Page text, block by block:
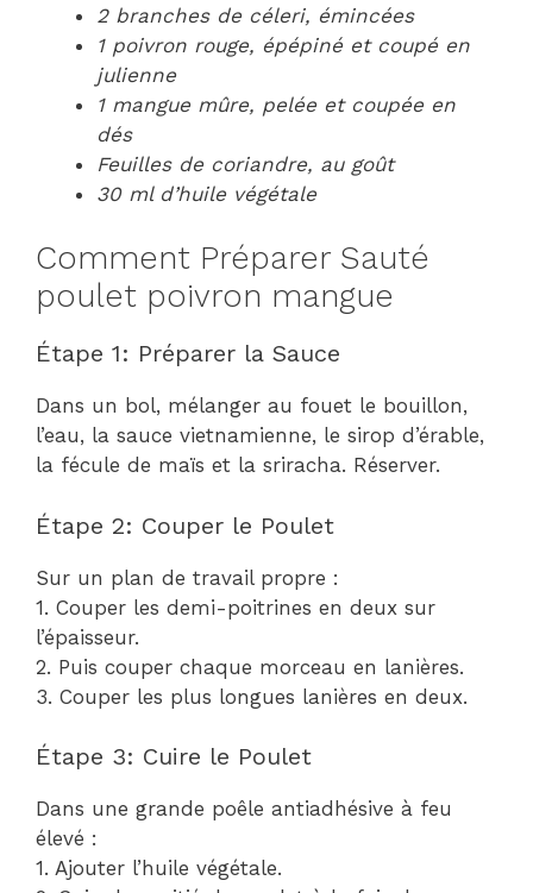
2 branches de céleri, émincées
1 poivron rouge, épépiné et coupé en
julienne
1 mangue mûre, pelée et coupée en
dés
Feuilles de coriandre, au goût
30 ml d’huile végétale
Comment Préparer Sauté
poulet poivron mangue
Étape 1: Préparer la Sauce
Dans un bol, mélanger au fouet le bouillon,
l’eau, la sauce vietnamienne, le sirop d’érable,
la fécule de maïs et la sriracha. Réserver.
Étape 2: Couper le Poulet
Sur un plan de travail propre :
1. Couper les demi-poitrines en deux sur
l’épaisseur.
2. Puis couper chaque morceau en lanières.
3. Couper les plus longues lanières en deux.
Étape 3: Cuire le Poulet
Dans une grande poêle antiadhésive à feu
élevé :
1. Ajouter l’huile végétale.